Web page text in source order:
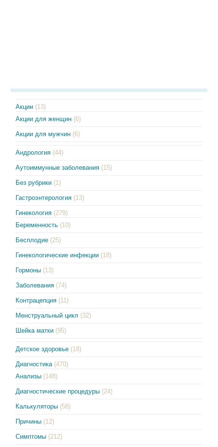
Акции (13)
Акции для женщин (6)
Акции для мужчин (6)
Андрология (44)
Аутоиммунные заболевания (15)
Без рубрики (1)
Гастроэнтерология (13)
Гинекология (279)
Беременность (10)
Бесплодие (25)
Гинекологические инфекции (18)
Гормоны (13)
Заболевания (74)
Контрацепция (11)
Менструальный цикл (32)
Шейка матки (95)
Детское здоровье (18)
Диагностика (470)
Анализы (148)
Диагностические процедуры (24)
Калькуляторы (58)
Причины (12)
Симптомы (212)